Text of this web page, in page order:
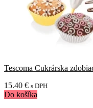
Tescoma Cukrárska
15.40 € s DPH
Do košíka